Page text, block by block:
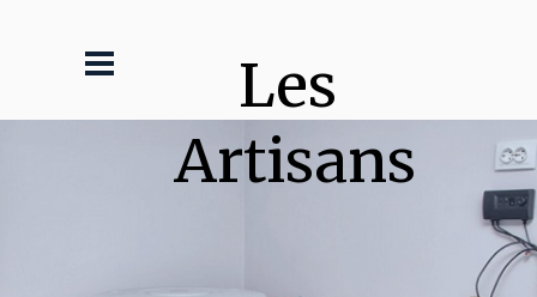
Les
Artisans